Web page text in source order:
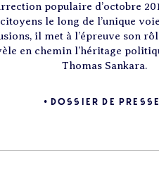
populaire d’octobre
le long de l’unique
il met à l’épreuve son
en chemin l’héritage
Thomas Sankara.
• DOSSIER DE PRESSE